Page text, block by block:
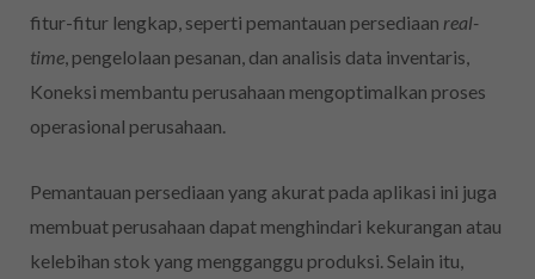
fitur-fitur lengkap, seperti pemantauan persediaan real-
time, pengelolaan pesanan, dan analisis data inventaris,
Koneksi membantu perusahaan mengoptimalkan proses
operasional perusahaan.
Pemantauan persediaan yang akurat pada aplikasi ini juga
membuat perusahaan dapat menghindari kekurangan atau
kelebihan stok yang mengganggu produksi. Selain itu,